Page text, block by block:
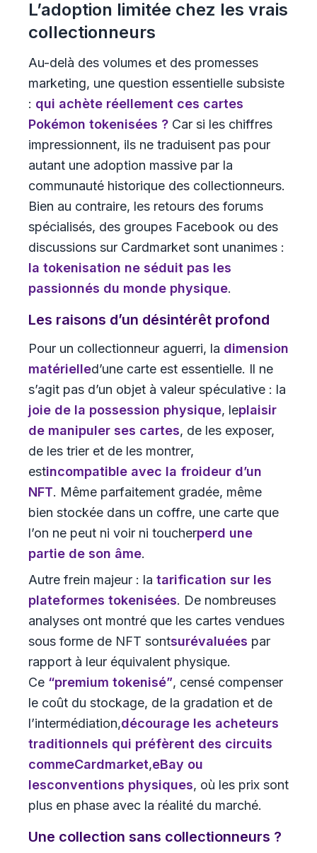
L’adoption limitée chez les vrais
collectionneurs
Au-delà des volumes et des promesses
marketing, une question essentielle subsiste
: qui achète réellement ces cartes
Pokémon tokenisées ? Car si les chiffres
impressionnent, ils ne traduisent pas pour
autant une adoption massive par la
communauté historique des collectionneurs.
Bien au contraire, les retours des forums
spécialisés, des groupes Facebook ou des
discussions sur Cardmarket sont unanimes :
la tokenisation ne séduit pas les
passionnés du monde physique.
Les raisons d’un désintérêt profond
Pour un collectionneur aguerri, la dimension
matérielled’une carte est essentielle. Il ne
s’agit pas d’un objet à valeur spéculative : la
joie de la possession physique, leplaisir
de manipuler ses cartes, de les exposer,
de les trier et de les montrer,
estincompatible avec la froideur d’un
NFT. Même parfaitement gradée, même
bien stockée dans un coffre, une carte que
l’on ne peut ni voir ni toucherperd une
partie de son âme.
Autre frein majeur : la tarification sur les
plateformes tokenisées. De nombreuses
analyses ont montré que les cartes vendues
sous forme de NFT sontsurévaluées par
rapport à leur équivalent physique.
Ce “premium tokenisé”, censé compenser
le coût du stockage, de la gradation et de
l’intermédiation,décourage les acheteurs
traditionnels qui préfèrent des circuits
commeCardmarket,eBay ou
lesconventions physiques, où les prix sont
plus en phase avec la réalité du marché.
Une collection sans collectionneurs ?